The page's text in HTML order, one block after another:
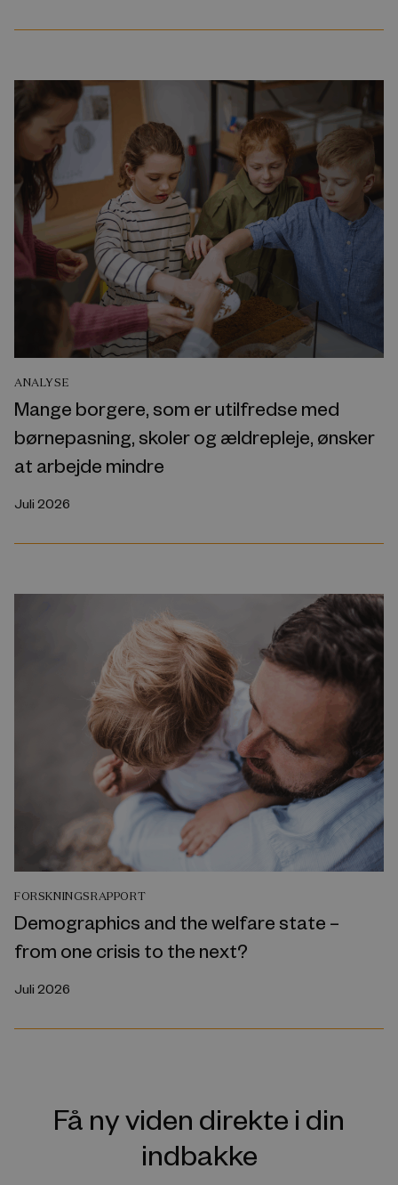
ANALYSE
Mange borgere, som er utilfredse med
børnepasning, skoler og ældrepleje, ønsker
at arbejde mindre
Juli 2026
FORSKNINGSRAPPORT
Demographics and the welfare state –
from one crisis to the next?
Juli 2026
Få ny viden direkte i din
indbakke